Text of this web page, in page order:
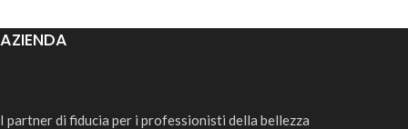
AZIENDA
I partner di fiducia per i professionisti della bellezza